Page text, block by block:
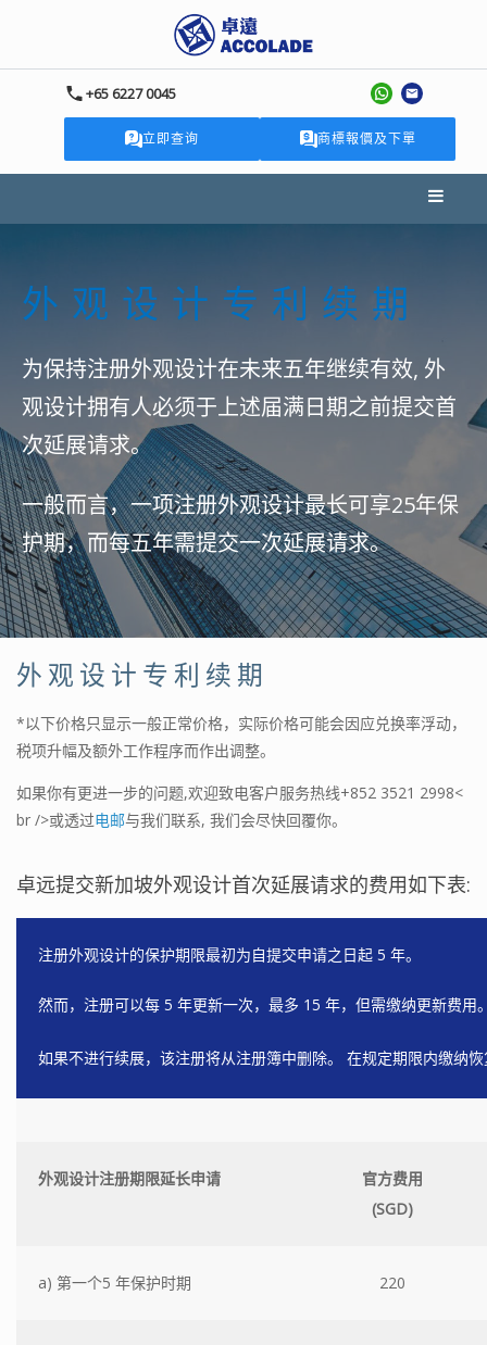
+65 6227 0045
立即查询 商標報價及下單
外观设计专利续期
为保持注册外观设计在未来五年继续有效, 外
观设计拥有人必须于上述届满日期之前提交首
次延展请求。
一般而言，一项注册外观设计最长可享25年保
护期，而每五年需提交一次延展请求。
外观设计专利续期
*以下价格只显示一般正常价格，实际价格可能会因应兑换率浮动，
税项升幅及额外工作程序而作出调整。
如果你有更进一步的问题,欢迎致电客户服务热线+852 3521 2998<
br />或透过电邮与我们联系, 我们会尽快回覆你。
卓远提交新加坡外观设计首次延展请求的费用如下表:
注册外观设计的保护期限最初为自提交申请之日起 5 年。
然而，注册可以每 5 年更新一次，最多 15 年，但需缴纳更新费用
如果不进行续展，该注册将从注册簿中删除。 在规定期限内缴纳
外观设计注册期限延长申请
官方费用
(SGD)
a) 第一个5 年保护时期 220